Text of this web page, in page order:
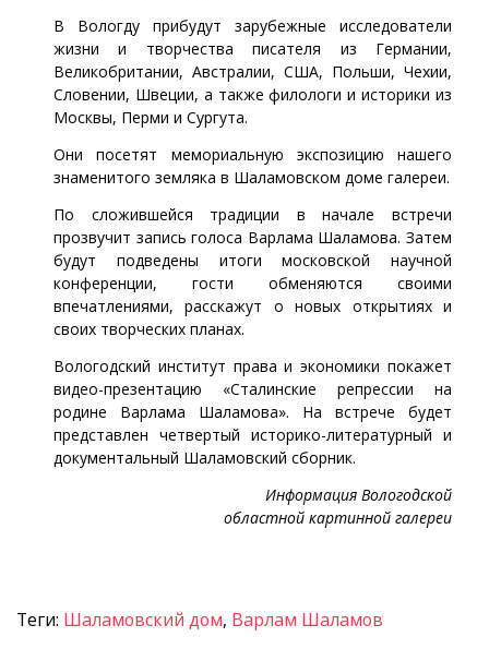
В Вологду прибудут зарубежные исследователи
жизни и творчества писателя из Германии,
Великобритании, Австралии, США, Польши, Чехии,
Словении, Швеции, а также филологи и историки из
Москвы, Перми и Сургута.
Они посетят мемориальную экспозицию нашего
знаменитого земляка в Шаламовском доме галереи.
По сложившейся традиции в начале встречи
прозвучит запись голоса Варлама Шаламова. Затем
будут подведены итоги московской научной
конференции, гости обменяются своими
впечатлениями, расскажут о новых открытиях и
своих творческих планах.
Вологодский институт права и экономики покажет
видео-презентацию «Сталинские репрессии на
родине Варлама Шаламова». На встрече будет
представлен четвертый историко-литературный и
документальный Шаламовский сборник.
Информация Вологодской
областной картинной галереи
Теги: Шаламовский дом, Варлам Шаламов